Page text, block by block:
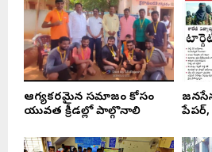
ఆరోగ్యకరమైన సమాజం కోసం
యువత క్రీడల్లో పాల్గొనాలి
పేపర్,